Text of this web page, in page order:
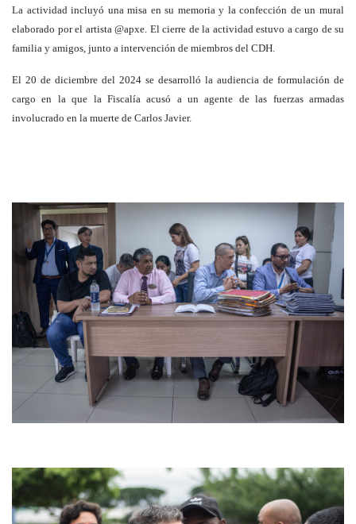
La actividad incluyó una misa en su memoria y la confección de un mural
elaborado por el artista @apxe. El cierre de la actividad estuvo a cargo de su
familia y amigos, junto a intervención de miembros del CDH.
El 20 de diciembre del 2024 se desarrolló la audiencia de formulación de
cargo en la que la Fiscalía acusó a un agente de las fuerzas armadas
involucrado en la muerte de Carlos Javier.